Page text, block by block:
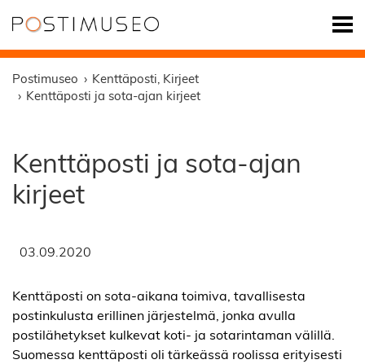
Postimuseo Kenttäposti, Kirjeet
Kenttäposti ja sota-ajan kirjeet
Kenttäposti ja sota-ajan
kirjeet
03.09.2020
Kenttäposti on sota-aikana toimiva, tavallisesta
postinkulusta erillinen järjestelmä, jonka avulla
postilähetykset kulkevat koti- ja sotarintaman välillä.
Suomessa kenttäposti oli tärkeässä roolissa erityisesti